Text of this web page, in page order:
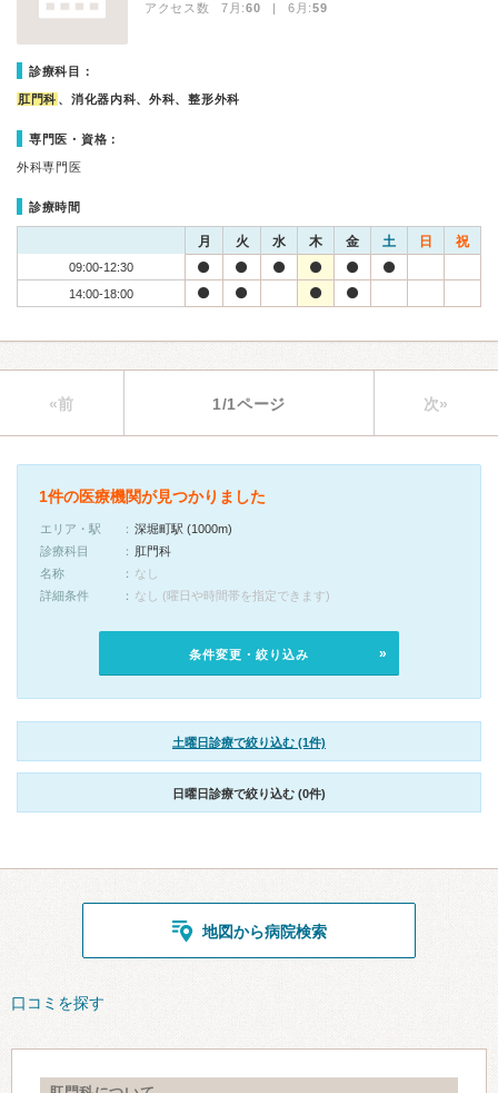
アクセス数 7月:60 | 6月:59
診療科目：
肛門科 、消化器内科、外科、整形外科
専門医・資格：
外科専門医
診療時間
月 火 水 木 金 土 日 祝
09:00-12:30
14:00-18:00
«前 1/1ページ 次»
1件の医療機関が見つかりました
エリア・駅
深堀町駅 (1000m)
診療科目
肛門科
名称
なし
詳細条件
なし (曜日や時間帯を指定できます)
条件変更・絞り込み
土曜日診療で絞り込む (1件)
日曜日診療で絞り込む (0件)
地図から病院検索
口コミを探す